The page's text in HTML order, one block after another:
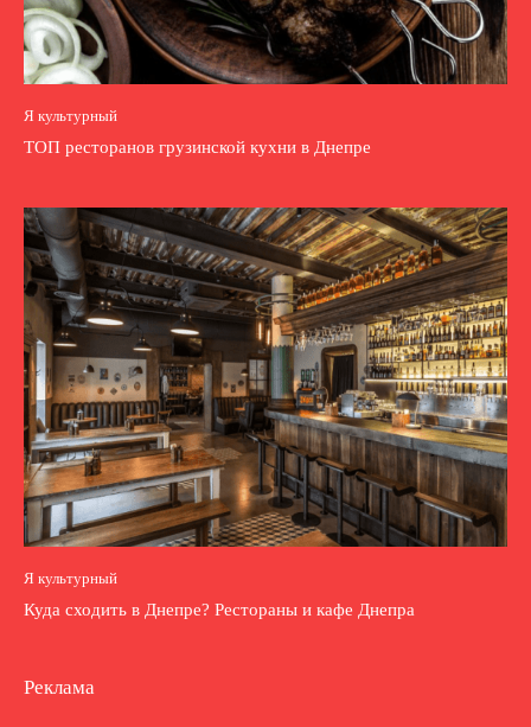
Я культурный
ТОП ресторанов грузинской кухни в Днепре
Я культурный
Куда сходить в Днепре? Рестораны и кафе Днепра
Реклама